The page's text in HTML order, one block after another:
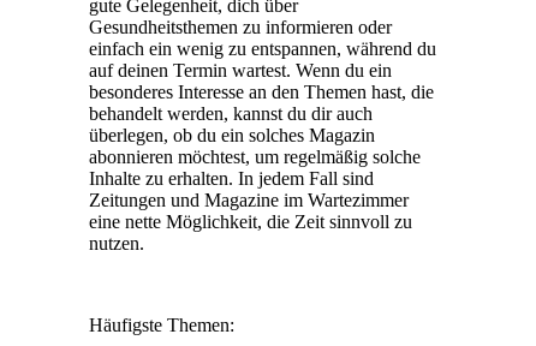
gute Gelegenheit, dich über
Gesundheitsthemen zu informieren oder
einfach ein wenig zu entspannen, während du
auf deinen Termin wartest. Wenn du ein
besonderes Interesse an den Themen hast, die
behandelt werden, kannst du dir auch
überlegen, ob du ein solches Magazin
abonnieren möchtest, um regelmäßig solche
Inhalte zu erhalten. In jedem Fall sind
Zeitungen und Magazine im Wartezimmer
eine nette Möglichkeit, die Zeit sinnvoll zu
nutzen.
Häufigste Themen: